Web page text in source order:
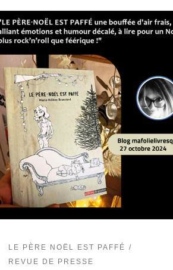
LE PÈRE NOËL EST PAFFÉ
REVUE DE PRESSE